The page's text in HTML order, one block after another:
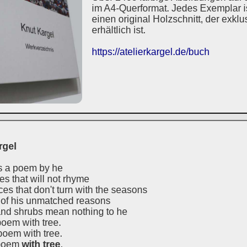
im A4-Querformat. Jedes Exemplar
einen original Holzschnitt, der
erhältlich ist.
https://atelierkargel.de/buch
a poem by he
that will not rhyme
that don't turn with the seasons
his unmatched reasons
shrubs mean nothing to he
with tree.
with tree.
with tree.